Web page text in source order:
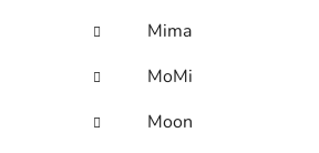
Mima
MoMi
Moon